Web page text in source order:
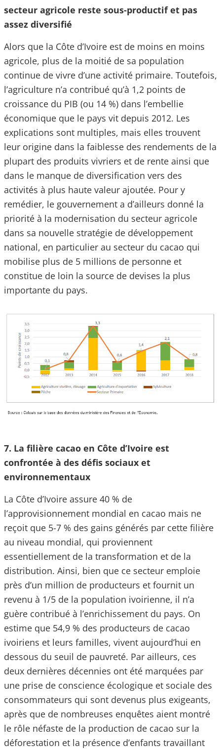
secteur agricole reste sous-productif et pas
assez diversifié
Alors que la Côte d’Ivoire est de moins en moins
agricole, plus de la moitié de sa population
continue de vivre d’une activité primaire. Toutefois,
l’agriculture n’a contribué qu’à 1,2 points de
croissance du PIB (ou 14 %) dans l’embellie
économique que le pays vit depuis 2012. Les
explications sont multiples, mais elles trouvent
leur origine dans la faiblesse des rendements de la
plupart des produits vivriers et de rente ainsi que
dans le manque de diversification vers des
activités à plus haute valeur ajoutée. Pour y
remédier, le gouvernement a d’ailleurs donné la
priorité à la modernisation du secteur agricole
dans sa nouvelle stratégie de développement
national, en particulier au secteur du cacao qui
mobilise plus de 5 millions de personne et
constitue de loin la source de devises la plus
importante du pays.
7. La filière cacao en Côte d’Ivoire est
confrontée à des défis sociaux et
environnementaux
La Côte d’Ivoire assure 40 % de
l’approvisionnement mondial en cacao mais ne
reçoit que 5-7 % des gains générés par cette filière
au niveau mondial, qui proviennent
essentiellement de la transformation et de la
distribution. Ainsi, bien que ce secteur emploie
près d’un million de producteurs et fournit un
revenu à 1/5 de la population ivoirienne, il n’a
guère contribué à l’enrichissement du pays. On
estime que 54,9 % des producteurs de cacao
ivoiriens et leurs familles, vivent aujourd’hui en
dessous du seuil de pauvreté. Par ailleurs, ces
deux dernières décennies ont été marquées par
une prise de conscience écologique et sociale des
consommateurs qui sont devenus plus exigeants,
après que de nombreuses enquêtes aient montré
le rôle néfaste de la production de cacao sur la
déforestation et la présence d’enfants travaillant